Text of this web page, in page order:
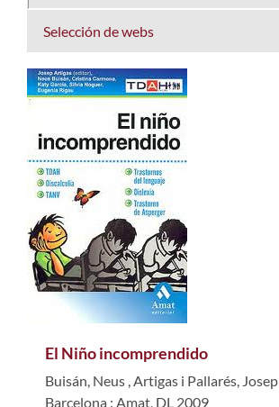
Selección de webs
El Niño incomprendido
Buisán, Neus ,Artigas i Pallarés, Josep
Barcelona : Amat, DL 2009